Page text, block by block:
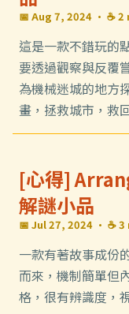
📅 Aug 7, 2024 · ☕
這是一款不錯玩的
要透過觀察與反覆
為機械迷城的地方
畫，拯救城市，救
[心得]
解謎小品
📅 Jul 27, 2024 · ☕
一款有著故事成份
而來，機制簡單但
格，很有辨識度，